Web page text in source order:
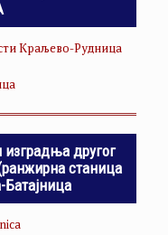
Краљево-Рудница
изградња другог
станица